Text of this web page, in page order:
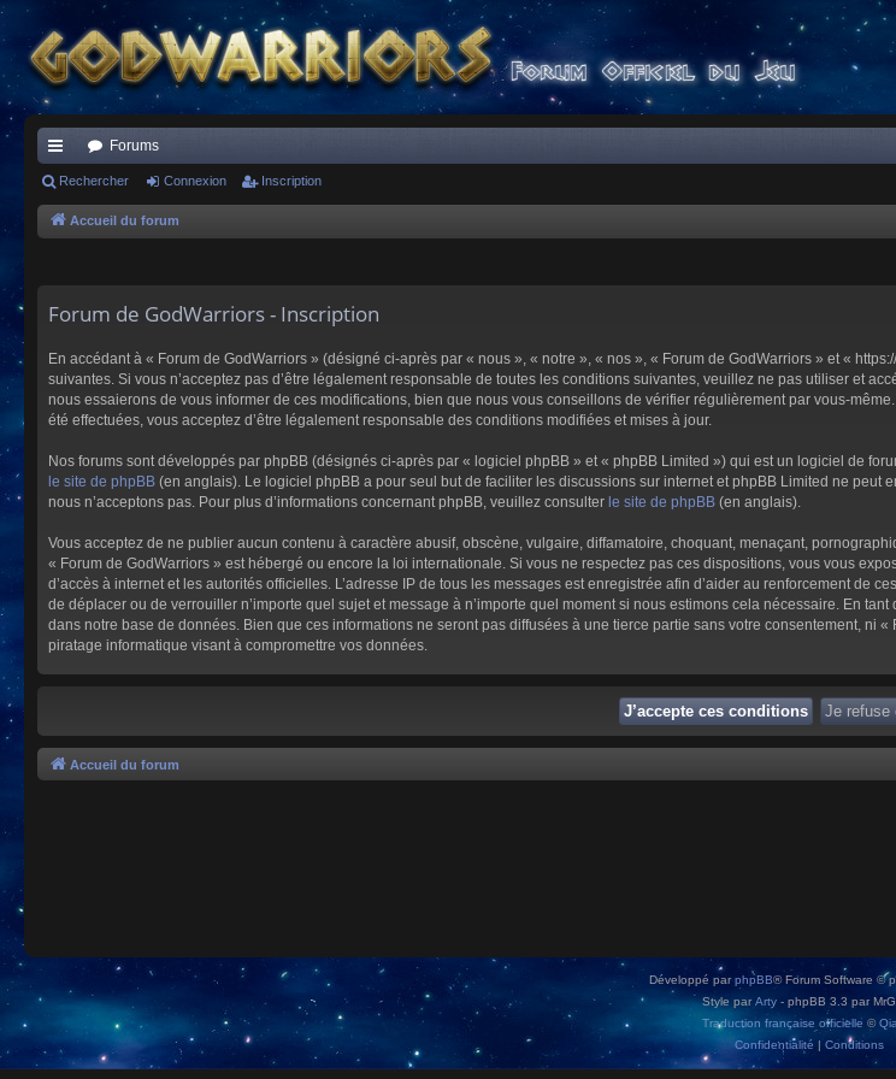
ac
co
s
Forums
Rechercher Connexion Inscription
Accueil du forum
Forum de GodWarriors - Inscription
En accédant à « Forum de GodWarriors » (désigné ci-après par « nous », « notre », « nos », « Forum de GodWarriors » et «
suivantes. Si vous n’acceptez pas d’être légalement responsable de toutes les conditions suivantes, veuillez ne pas utiliser et
nous essaierons de vous informer de ces modifications, bien que nous vous conseillons de vérifier régulièrement par vous-
été effectuées, vous acceptez d’être légalement responsable des conditions modifiées et mises à jour.
Nos forums sont développés par phpBB (désignés ci-après par « logiciel phpBB » et « phpBB Limited ») qui est un logiciel de
le site de phpBB (en anglais). Le logiciel phpBB a pour seul but de faciliter les discussions sur internet et phpBB Limited ne
nous n’acceptons pas. Pour plus d’informations concernant phpBB, veuillez consulter le site de phpBB (en anglais).
Vous acceptez de ne publier aucun contenu à caractère abusif, obscène, vulgaire, diffamatoire, choquant, menaçant,
« Forum de GodWarriors » est hébergé ou encore la loi internationale. Si vous ne respectez pas ces dispositions, vous vous
d’accès à internet et les autorités officielles. L’adresse IP de tous les messages est enregistrée afin d’aider au renforcement de
de déplacer ou de verrouiller n’importe quel sujet et message à n’importe quel moment si nous estimons cela nécessaire. En
dans notre base de données. Bien que ces informations ne seront pas diffusées à une tierce partie sans votre consentement, ni
piratage informatique visant à compromettre vos données.
Accueil du forum
Développé parphpBB® Forum Software ©
Style par Arty - phpBB 3.3 par
Traduction française officielle ©
Confidentialité | Conditions